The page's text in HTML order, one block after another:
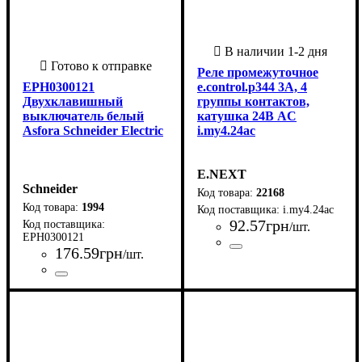
EPH0300121
Двухклавишный
выключатель белый
Asfora Schneider Electric
Schneider
1994
EPH0300121
176.59грн/шт.
Реле промежуточное
e.control.p344 3А, 4
группы контактов,
катушка 24В AC
i.my4.24ac
E.NEXT
22168
i.my4.24ac
92.57грн/шт.